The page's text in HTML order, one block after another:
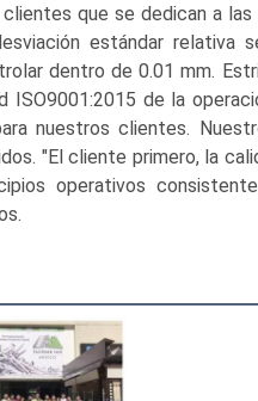
que se dedican a
estándar
dentro de 0.01 mm.
de la
nuestros clientes.
"El cliente primero, la
operativos